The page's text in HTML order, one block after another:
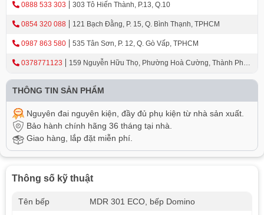
0888 533 303 303 Tô Hiến Thành, P.13, Q.10
0854 320 088 121 Bạch Đằng, P. 15, Q. Bình Thạnh, TPHCM
0987 863 580 535 Tân Sơn, P. 12, Q. Gò Vấp, TPHCM
0378771123
159 Nguyễn Hữu Thọ, Phường Hoà Cường, Thành Phố
THÔNG TIN SẢN PHẨM
Nguyên đai nguyên kiện, đầy đủ phụ kiện từ nhà sản xuất.
Bảo hành chính hãng 36 tháng tại nhà.
Giao hàng, lắp đặt miễn phí.
Thông số kỹ thuật
Tên bếp MDR 301 ECO, bếp Domino